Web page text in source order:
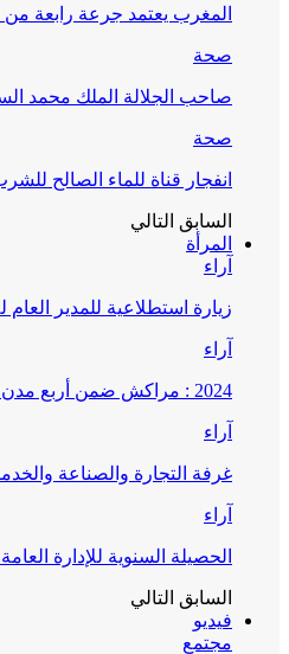
المغرب يعتمد جرعة رابعة من اللقاح
صحة
صاحب الجلالة الملك محمد
صحة
انفجار قناة للماء الصالح
السابق التالي
المرأة
آراء
زيارة استطلاعية للمدير
آراء
2024 : مراكش ضمن أربع مدن بالممكلة سجلت مامجموعه 656 قضية تتعلق بغسيل الأموال
آراء
غرفة التجارة والصناعة
آراء
الحصيلة السنوية للإدارة العامة
السابق التالي
فيديو
مجتمع